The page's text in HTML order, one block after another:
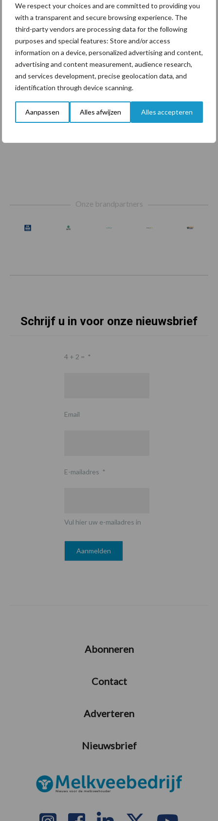
We respect your choices and are committed to providing you
with a transparent and secure browsing experience. The
third-party vendors are processing data for the following
purposes and special features: Store and/or access
information on a device, personalized advertising and content,
advertising and content measurement, audience research,
and services development, precise geolocation data, and
identification through device scanning.
Aanpassen Alles afwijzen Alles accepteren
Diergezondheid Bemesting Fokkerij
Compost Dierlijke mest
Onze brandpartners
Schrijf u in voor onze nieuwsbrief
4 + 2 = *
Email
E-mailadres *
Vul hier uw e-mailadres in
Abonneren
Contact
Adverteren
Nieuwsbrief